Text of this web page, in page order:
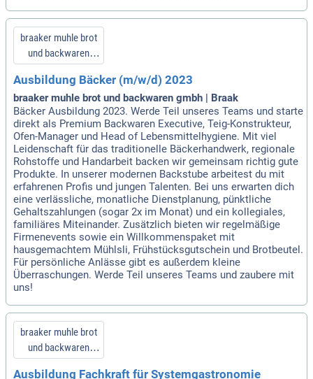
braaker muhle brot
und backwaren
gmbh
Ausbildung Bäcker (m/w/d) 2023
braaker muhle brot und backwaren gmbh | Braak
Bäcker Ausbildung 2023. Werde Teil unseres Teams und starte
direkt als Premium Backwaren Executive, Teig-Konstrukteur,
Ofen-Manager und Head of Lebensmittelhygiene. Mit viel
Leidenschaft für das traditionelle Bäckerhandwerk, regionale
Rohstoffe und Handarbeit backen wir gemeinsam richtig gute
Produkte. In unserer modernen Backstube arbeitest du mit
erfahrenen Profis und jungen Talenten. Bei uns erwarten dich
eine verlässliche, monatliche Dienstplanung, pünktliche
Gehaltszahlungen (sogar 2x im Monat) und ein kollegiales,
familiäres Miteinander. Zusätzlich bieten wir regelmäßige
Firmenevents sowie ein Willkommenspaket mit
hausgemachtem Mühlsli, Frühstücksgutschein und Brotbeutel.
Für persönliche Anlässe gibt es außerdem kleine
Überraschungen. Werde Teil unseres Teams und zaubere mit
uns!
braaker muhle brot
und backwaren
Ausbildung Fachkraft für Systemgastronomie